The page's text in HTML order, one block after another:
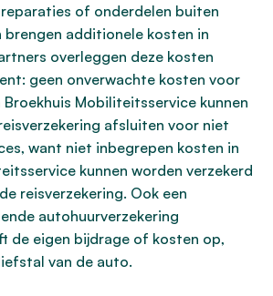
of onderdelen buiten
additionele kosten in
overleggen deze kosten
geen onverwachte kosten voor
Broekhuis Mobiliteitsservice kunnen
afsluiten voor niet
want niet inbegrepen kosten in
kunnen worden verzekerd
reisverzekering. Ook een
autohuurverzekering
de eigen bijdrage of kosten op,
van de auto.